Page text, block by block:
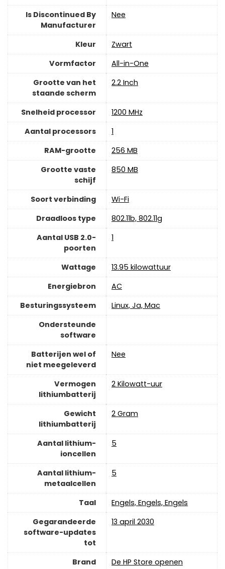
Is Discontinued By
Manufacturer
‎Nee
Kleur
‎Zwart
Vormfactor
‎All-in-One
Grootte van het
staande scherm
‎2.2 Inch
Snelheid processor
‎1200 MHz
Aantal processors
‎1
RAM-grootte
‎256 MB
Grootte vaste
schijf
‎850 MB
Soort verbinding
Wi-Fi
Draadloos type
‎802.11b, 802.11g
Aantal USB 2.0-
poorten
‎1
Wattage
‎13.95 kilowattuur
Energiebron
‎AC
Besturingssysteem
‎Linux, Ja, Mac
Ondersteunde
software
Batterijen wel of
niet meegeleverd
‎Nee
Vermogen
lithiumbatterij
‎2 Kilowatt-uur
Gewicht
lithiumbatterij
‎2 Gram
Aantal lithium-
ioncellen
‎5
Aantal lithium-
metaalcellen
‎5
Taal
‎Engels, Engels, Engels
Gegarandeerde
software-updates
tot
‎13 april 2030
Brand De HP Store openen